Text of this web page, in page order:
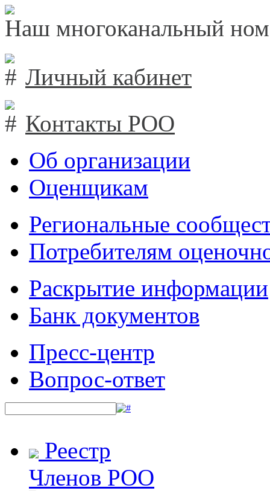
Наш многоканальный
Личный кабинет
Контакты РОО
Об организации
Оценщикам
Региональные
Потребителям
Раскрытие информации
Банк документов
Пресс-центр
Вопрос-ответ
Реестр
Членов РОО